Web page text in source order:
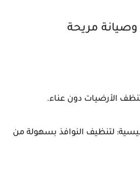
مريحة
الأرضيات دون عناء.
لتنظيف النوافذ بسهولة من